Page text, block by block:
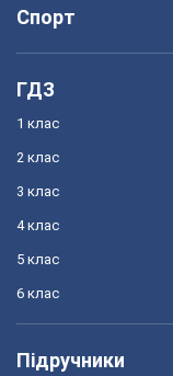
Спорт
ГДЗ
1 клас
2 клас
3 клас
4 клас
5 клас
6 клас
Підручники